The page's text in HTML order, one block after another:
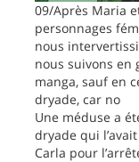
09/Après Maria
personnages
nous
nous suivons
manga, sauf en
dryade, car no
Une méduse a
dryade qui
Carla pour